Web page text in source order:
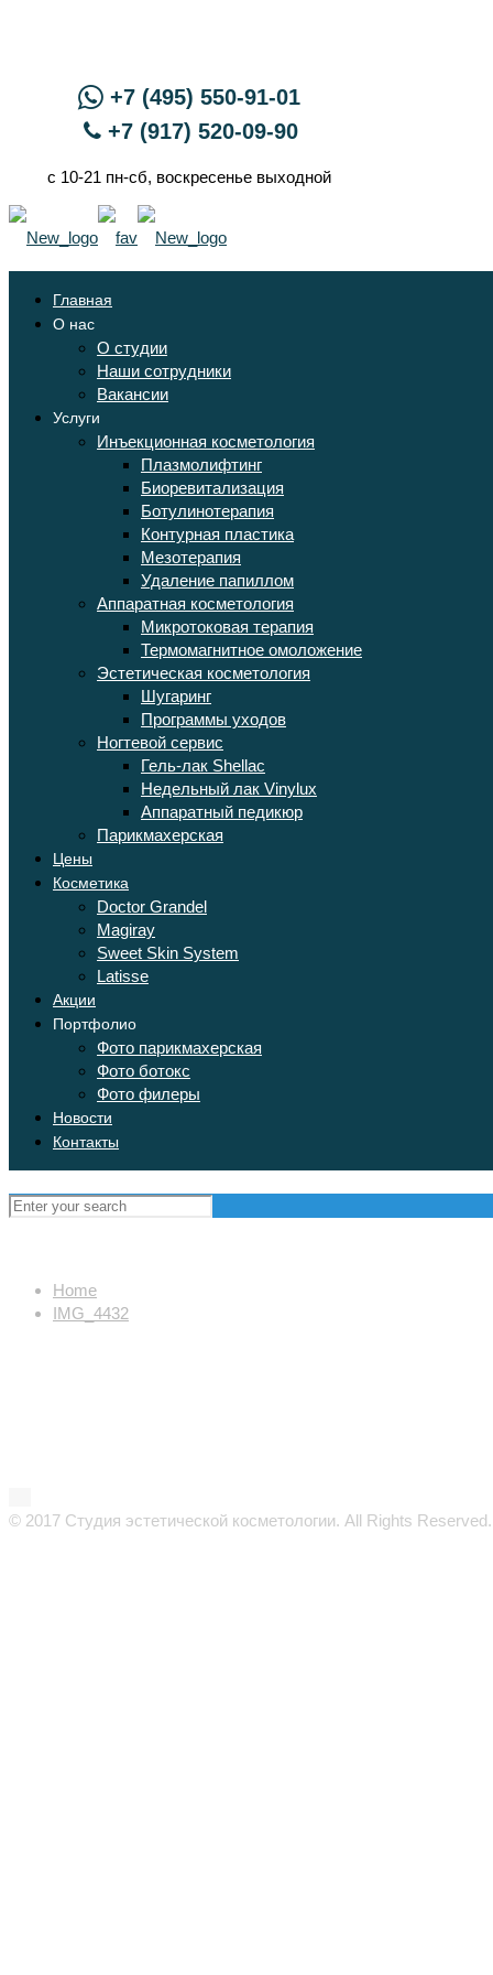
+7 (495) 550-91-01
+7 (917) 520-09-90
с 10-21 пн-сб, воскресенье выходной
Главная
О нас
О студии
Наши сотрудники
Вакансии
Услуги
Инъекционная косметология
Плазмолифтинг
Биоревитализация
Ботулинотерапия
Контурная пластика
Мезотерапия
Удаление папиллом
Аппаратная косметология
Микротоковая терапия
Термомагнитное омоложение
Эстетическая косметология
Шугаринг
Программы уходов
Ногтевой сервис
Гель-лак Shellac
Недельный лак Vinylux
Аппаратный педикюр
Парикмахерская
Цены
Косметика
Doctor Grandel
Magiray
Sweet Skin System
Latisse
Акции
Портфолио
Фото парикмахерская
Фото ботокс
Фото филеры
Новости
Контакты
Home
IMG_4432
© 2017 Студия эстетической косметологии. All Rights Reserved.